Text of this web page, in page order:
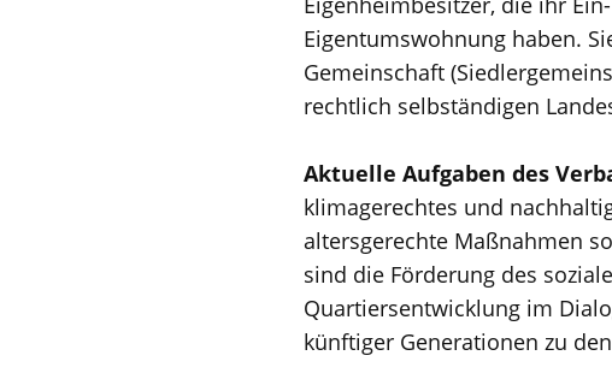
Eigentumswohnung haben.
Gemeinschaft
rechtlich selbständigen
Aktuelle Aufgaben des
klimagerechtes und
altersgerechte Maßnahmen
sind die Förderung des
Quartiersentwicklung im
künftiger Generationen zu